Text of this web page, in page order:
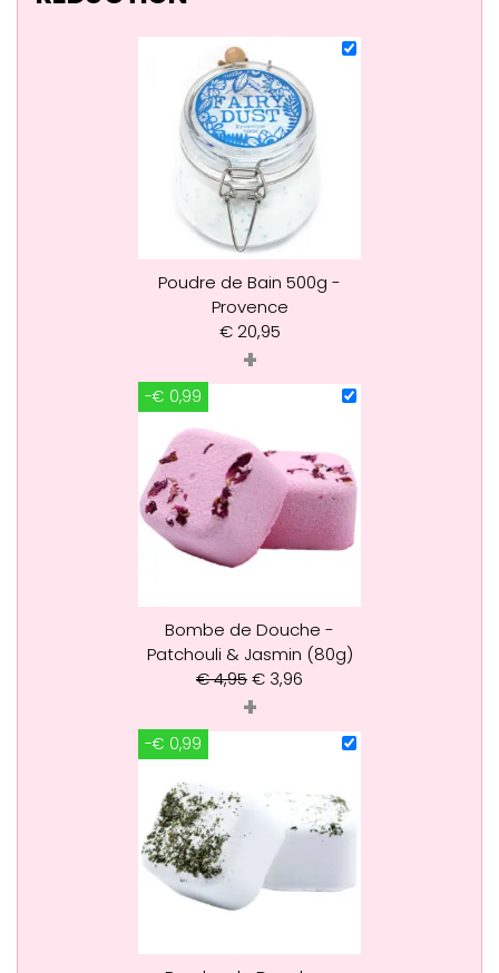
Poudre de Bain 500g -
Provence
€20,95
+
-€ 0,99
Bombe de Douche -
Patchouli & Jasmin (80g)
€4,95€ 3,96
+
-€ 0,99